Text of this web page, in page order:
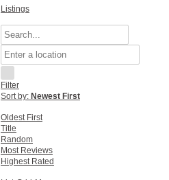
Listings
Filter
Sort by: Newest First
Oldest First
Title
Random
Most Reviews
Highest Rated